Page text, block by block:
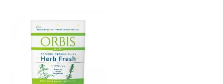
乾性も従来品よりさらにアップ。ま
た細かいアレンジをしやすくするた
め、持ち手の長さとハケを短くして
爪への距離が近くなるよう工夫して
います。ネイルケア成分を6種(*2)
も配合し、爪をいたわる仕様です。